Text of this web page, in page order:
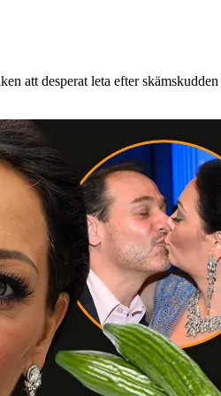
att desperat leta efter